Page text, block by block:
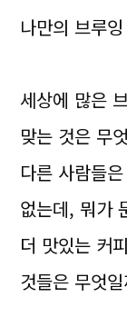
나만의 브루
세상에 많은
맞는 것은 무
다른 사람들
없는데, 뭐가
더 맛있는 커
것들은 무엇